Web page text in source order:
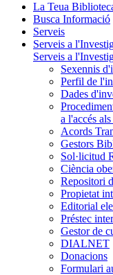
La Teua
Busca Informació
Serveis
Serveis a
Serveis a
Sexennis
Perfil de
Dades
a l'accés
Acords
Gestors
Sol·licitud
Ciència
Repositori
Propietat
Editorial
Préstec
Gestor de
DIALNET
Donacions
Formulari